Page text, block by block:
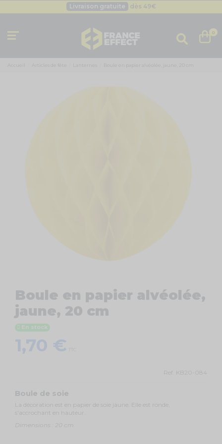
Livraison gratuite dès 49€
Livraison gratuite dès 49 0
Accueil Articles de fête Lanternes Boule en papier alvéolée, jaune, 20 cm
Boule en papier alvéolée,
jaune, 20 cm
En stock
1,70 €
Ref. KB20-084
Boule de soie
La décoration est en papier de soie jaune. Elle est ronde,
s'accrochant en hauteur.
Dimensions : 20 cm